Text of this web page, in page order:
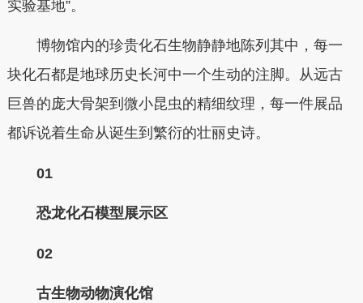
实验基地”。
博物馆内的珍贵化石生物静静地陈列其中，每一
块化石都是地球历史长河中一个生动的注脚。从远古
巨兽的庞大骨架到微小昆虫的精细纹理，每一件展品
都诉说着生命从诞生到繁衍的壮丽史诗。
01
恐龙化石模型展示区
02
古生物动物演化馆